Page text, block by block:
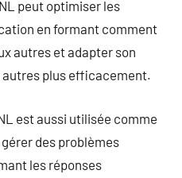
peut optimiser les
en formant comment
autres et adapter son
plus efficacement.
est aussi utilisée comme
des problèmes
les réponses